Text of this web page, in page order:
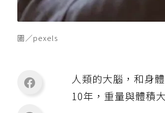
圖／pexels
人類的大腦，和身
10年，重量與體積